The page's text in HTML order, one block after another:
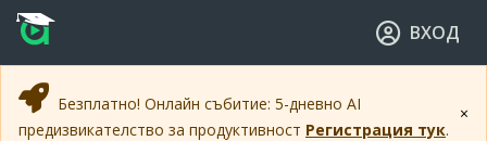
Прескочи към основното съдържание
Прескочи към навигацията
ВХОД
×
Безплатно! Онлайн събитие: 5-дневно AI
предизвикателство за продуктивност Регистрация тук.